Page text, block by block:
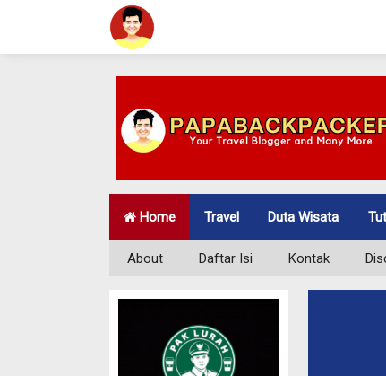
Home Travel Duta Wisata
About Daftar Isi Kontak